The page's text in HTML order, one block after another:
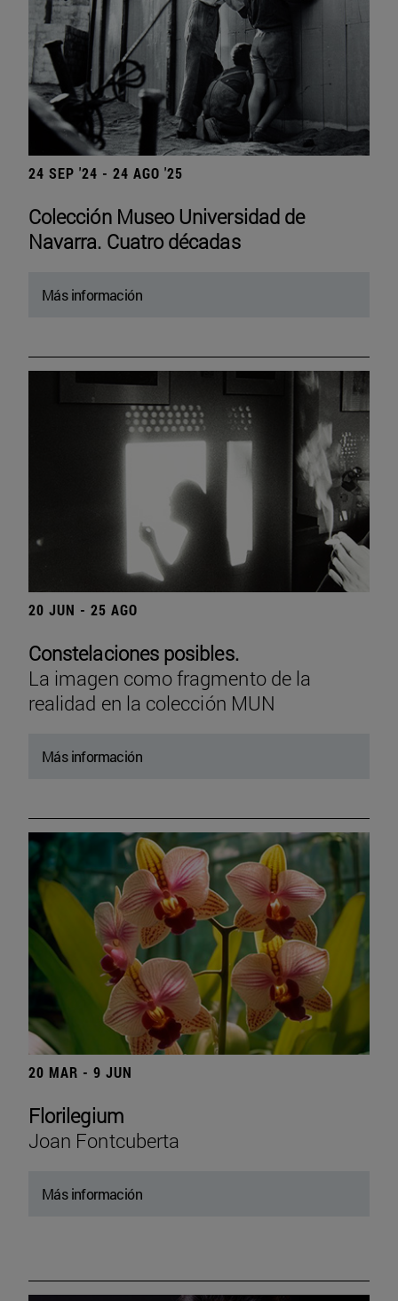
24 SEP '24 - 24 AGO '25
Colección Museo Universidad de
Navarra. Cuatro décadas
Más información
20 JUN - 25 AGO
Constelaciones posibles.
La imagen como fragmento de la
realidad en la colección MUN
Más información
20 MAR - 9 JUN
Florilegium
Joan Fontcuberta
Más información